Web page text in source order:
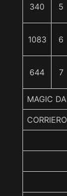
340 5
1083 6
644 7
MAGIC